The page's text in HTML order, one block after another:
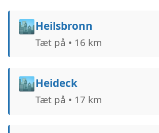
🏙️Heilsbronn
Tæt på • 16 km
🏙️Heideck
Tæt på • 17 km